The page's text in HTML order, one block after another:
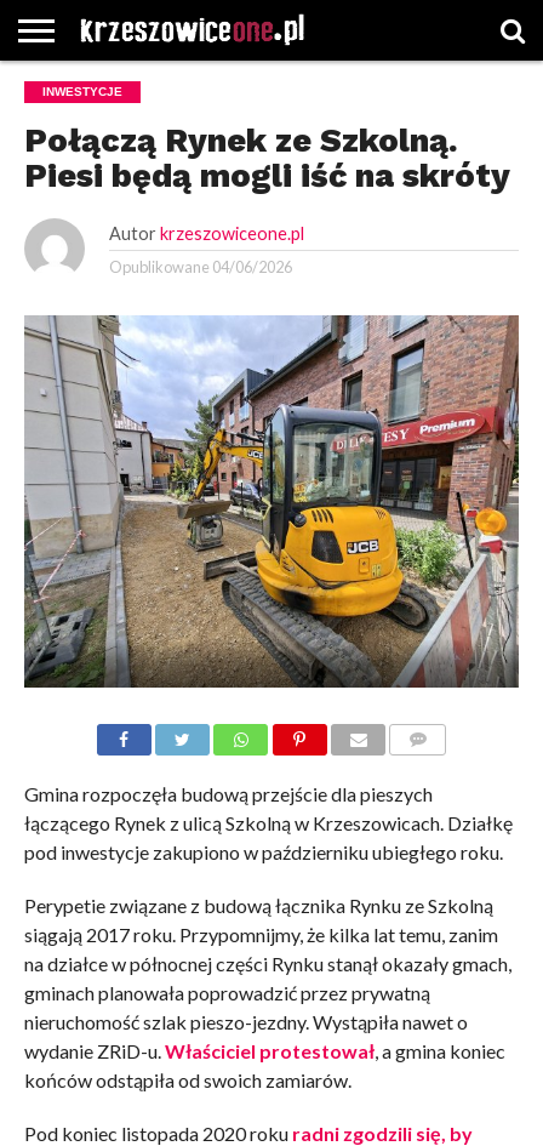
STRONA
GŁÓWNA
WYBORY
WYBIERZ
ROZKŁADY
GREGORCZYK
KONTAKT
INWESTYCJE
Połączą Rynek ze Szkolną.
Piesi będą mogli iść na skróty
Autor krzeszowiceone.pl
Opublikowane 04/06/2026
Gmina rozpoczęła budową przejście dla pieszych
łączącego Rynek z ulicą Szkolną w Krzeszowicach. Działkę
pod inwestycje zakupiono w październiku ubiegłego roku.
Perypetie związane z budową łącznika Rynku ze Szkolną
siągają 2017 roku. Przypomnijmy, że kilka lat temu, zanim
na działce w północnej części Rynku stanął okazały gmach,
gminach planowała poprowadzić przez prywatną
nieruchomość szlak pieszo-jezdny. Wystąpiła nawet o
wydanie ZRiD-u. Właściciel protestował, a gmina koniec
końców odstąpiła od swoich zamiarów.
Pod koniec listopada 2020 roku radni zgodzili się, by